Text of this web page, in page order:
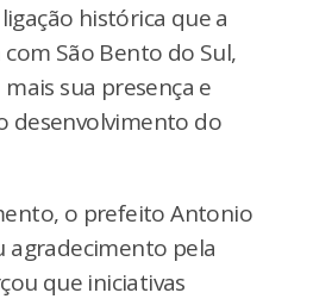
histórica que a
São Bento do Sul,
sua presença e
desenvolvimento do
o prefeito Antonio
agradecimento pela
que iniciativas